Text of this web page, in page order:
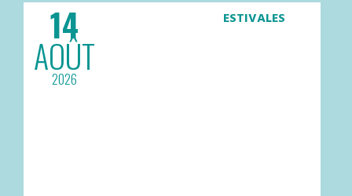
14
AOÛT
2026
ESTIVALES